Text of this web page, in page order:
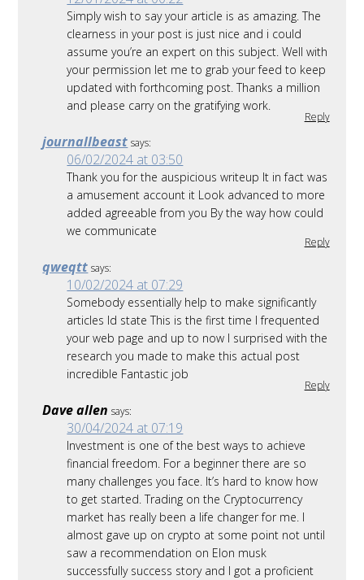
Simply wish to say your article is as amazing. The
clearness in your post is just nice and i could
assume you’re an expert on this subject. Well with
your permission let me to grab your feed to keep
updated with forthcoming post. Thanks a million
and please carry on the gratifying work.
Reply
journallbeast says:
06/02/2024 at 03:50
Thank you for the auspicious writeup It in fact was
a amusement account it Look advanced to more
added agreeable from you By the way how could
we communicate
Reply
qweqtt says:
10/02/2024 at 07:29
Somebody essentially help to make significantly
articles Id state This is the first time I frequented
your web page and up to now I surprised with the
research you made to make this actual post
incredible Fantastic job
Reply
Dave allen says:
30/04/2024 at 07:19
Investment is one of the best ways to achieve
financial freedom. For a beginner there are so
many challenges you face. It’s hard to know how
to get started. Trading on the Cryptocurrency
market has really been a life changer for me. I
almost gave up on crypto at some point not until
saw a recommendation on Elon musk
successfully success story and I got a proficient